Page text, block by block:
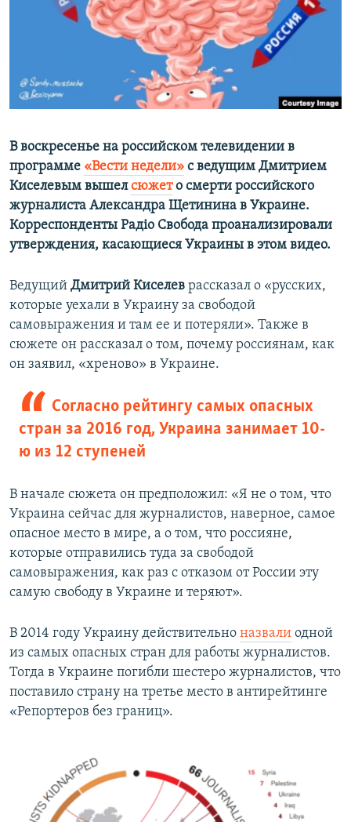
ПОБЕДИТЕЛЕЙ НЕ СУДЯТ?
КРЫМ.НЕПОКОРЕННЫЙ
УКРАИНСКАЯ ПРОБЛЕМА КРЫМА
ПРИСОЕДИНЯЙТЕСЬ!
В воскресенье на российском телевидении в
программе «Вести недели» с ведущим Дмитрием
Киселевым вышелсюжето смерти российского
журналиста Александра Щетинина в Украине.
Корреспонденты Радіо Свобода проанализировали
утверждения, касающиеся Украины в этом видео.
Ведущий Дмитрий Киселев рассказал о «русских,
которые уехали в Украину за свободой
самовыражения и там ее и потеряли». Также в
сюжете он рассказал о том, почему россиянам, как
он заявил, «хреново» в Украине.
Согласно рейтингу самых опасных
стран за 2016 год, Украина занимает 10-
ю из 12 ступеней
В начале сюжета он предположил: «Я не о том, что
Украина сейчас для журналистов, наверное, самое
опасное место в мире, а о том, что россияне,
которые отправились туда за свободой
самовыражения, как раз с отказом от России эту
самую свободу в Украине и теряют».
В 2014 году Украину действительно назвали одной
из самых опасных стран для работы журналистов.
Тогда в Украине погибли шестеро журналистов, что
поставило страну на третье место в антирейтинге
«Репортеров без границ».